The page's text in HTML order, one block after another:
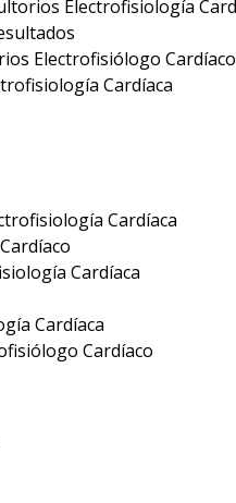
Electrofisiología
Electrofisiólogo Cardíaco
Cardíaca
Cardíaca
Cardíaca
Cardíaca
Cardíaco